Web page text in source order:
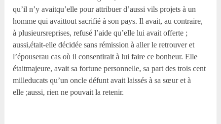
qu’il n’y avaitqu’elle pour attribuer d’aussi vils projets à un
homme qui avaittout sacrifié à son pays. Il avait, au contraire,
à plusieursreprises, refusé l’aide qu’elle lui avait offerte ;
aussi,était-elle décidée sans rémission à aller le retrouver et
l’épouserau cas où il consentirait à lui faire ce bonheur. Elle
étaitmajeure, avait sa fortune personnelle, sa part des trois cent
milleducats qu’un oncle défunt avait laissés à sa sœur et à
elle ;aussi, rien ne pouvait la retenir.